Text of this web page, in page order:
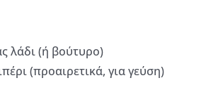
λάδι (ή βούτυρο)
(προαιρετικά, για γεύση)